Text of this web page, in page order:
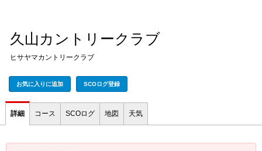
久山カントリークラブ
ヒサヤマカントリークラブ
お気に入りに追加 SCOログ登録
詳細 コース SCOログ 地図 天気